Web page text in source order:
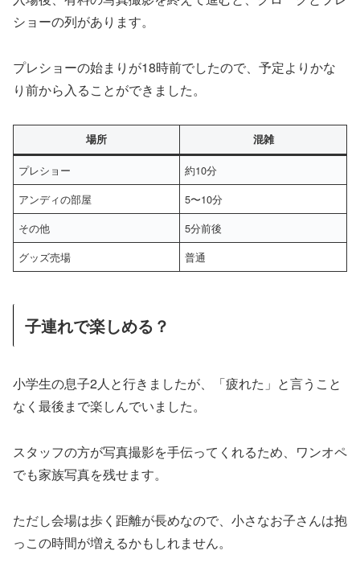
ショーの列があります。
プレショーの始まりが18時前でしたので、予定よりかな
り前から入ることができました。
場所 混雑
プレショー
約10分
アンディの部屋
5〜10分
その他
5分前後
グッズ売場
普通
子連れで楽しめる？
小学生の息子2人と行きましたが、「疲れた」と言うこと
なく最後まで楽しんでいました。
スタッフの方が写真撮影を手伝ってくれるため、ワンオペ
でも家族写真を残せます。
ただし会場は歩く距離が長めなので、小さなお子さんは抱
っこの時間が増えるかもしれません。